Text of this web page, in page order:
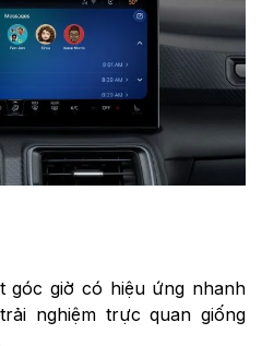
góc giờ có hiệu ứng nhanh
nghiệm trực quan giống